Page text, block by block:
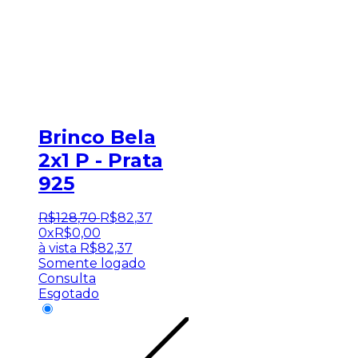
Brinco Bela
2x1 P - Prata
925
R$128,70 R$82,37
0x R$0,00
à vista R$82,37
Somente logado
Consulta
Esgotado